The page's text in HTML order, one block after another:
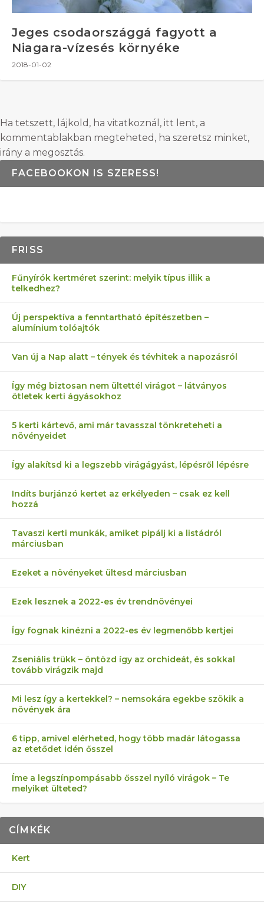
Jeges csodaországgá fagyott a
Niagara-vízesés környéke
2018-01-02
Ha tetszett, lájkold, ha vitatkoznál, itt lent, a
kommentablakban megteheted, ha szeretsz minket,
irány a megosztás.
FACEBOOKON IS SZERESS!
FRISS
Fűnyírók kertméret szerint: melyik típus illik a
telkedhez?
Új perspektíva a fenntartható építészetben –
alumínium tolóajtók
Van új a Nap alatt – tények és tévhitek a napozásról
Így még biztosan nem ültettél virágot – látványos
ötletek kerti ágyásokhoz
5 kerti kártevő, ami már tavasszal tönkreteheti a
növényeidet
Így alakítsd ki a legszebb virágágyást, lépésről lépésre
Indíts burjánzó kertet az erkélyeden – csak ez kell
hozzá
Tavaszi kerti munkák, amiket pipálj ki a listádról
márciusban
Ezeket a növényeket ültesd márciusban
Ezek lesznek a 2022-es év trendnövényei
Így fognak kinézni a 2022-es év legmenőbb kertjei
Zseniális trükk – öntözd így az orchideát, és sokkal
tovább virágzik majd
Mi lesz így a kertekkel? – nemsokára egekbe szökik a
növények ára
6 tipp, amivel elérheted, hogy több madár látogassa
az etetődet idén ősszel
Íme a legszínpompásabb ősszel nyíló virágok – Te
melyiket ülteted?
CÍMKÉK
Kert
DIY